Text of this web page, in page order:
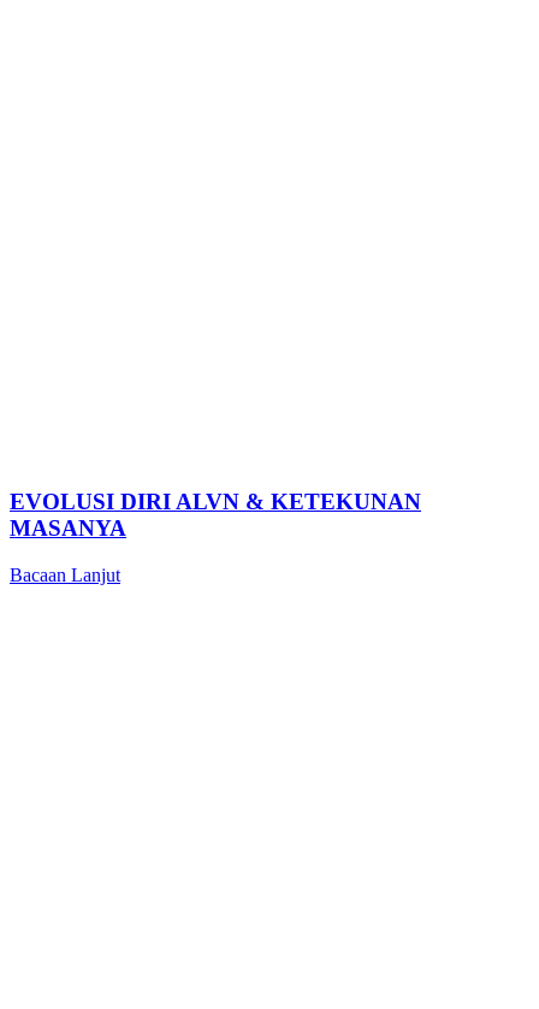
EVOLUSI DIRI ALVN & KETEKUNAN
MASANYA
Bacaan Lanjut